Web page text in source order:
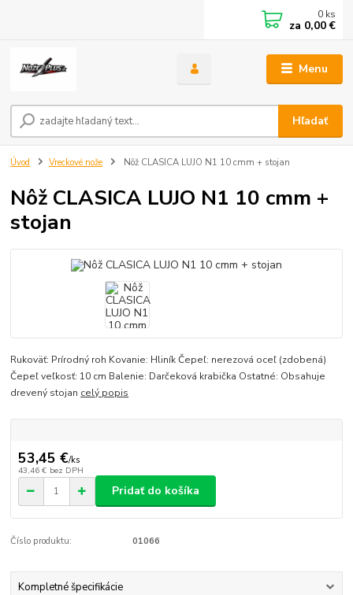
Menu
Hľadať
0 ks
za 0,00 €
Úvod Vreckové nože Nôž CLASICA LUJO N1 10 cmm + stojan
Nôž CLASICA LUJO N1 10 cmm +
stojan
Rukoväť: Prírodný roh Kovanie: Hliník Čepeľ: nerezová oceľ (zdobená)
Čepeľ veľkosť: 10 cm Balenie: Darčeková krabička Ostatné: Obsahuje
drevený stojan celý popis
53,45 €/ks
43,46 € bez DPH
Pridať do košíka
Číslo produktu: 01066
Kompletné špecifikácie